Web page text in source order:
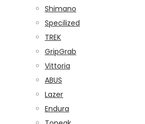
Shimano
Specilized
TREK
GripGrab
Vittoria
ABUS
Lazer
Endura